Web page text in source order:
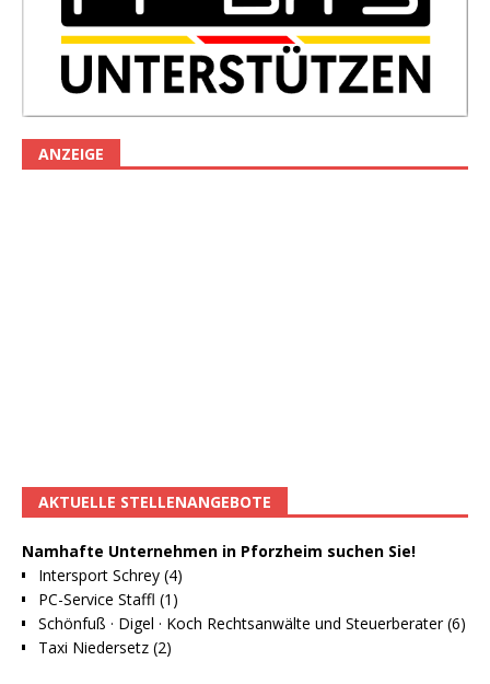
ANZEIGE
AKTUELLE STELLENANGEBOTE
Namhafte Unternehmen in Pforzheim suchen Sie!
Intersport Schrey (4)
PC-Service Staffl (1)
Schönfuß · Digel · Koch Rechtsanwälte und Steuerberater (6)
Taxi Niedersetz (2)